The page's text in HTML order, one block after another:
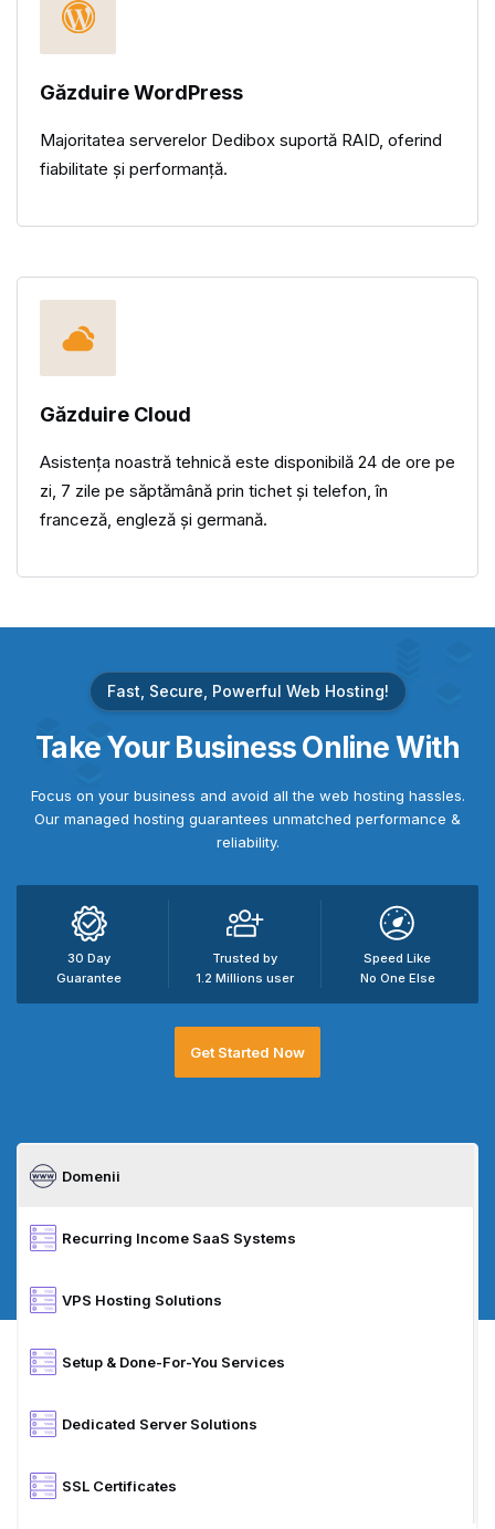
Găzduire WordPress
Majoritatea serverelor Dedibox suportă RAID, oferind
fiabilitate și performanță.
Găzduire Cloud
Asistența noastră tehnică este disponibilă 24 de ore pe
zi, 7 zile pe săptămână prin tichet și telefon, în
franceză, engleză și germană.
Fast, Secure, Powerful Web Hosting!
TakeYour BusinessOnline With
Focus on your business and avoid all the web hosting hassles.
Our managed hosting guarantees unmatched performance &
reliability.
30 Day
Guarantee
Trusted by
1.2 Millions user
Speed Like
No One Else
Get Started Now
Domenii
Recurring Income SaaS Systems
VPS Hosting Solutions
Setup & Done-For-You Services
Dedicated Server Solutions
SSL Certificates